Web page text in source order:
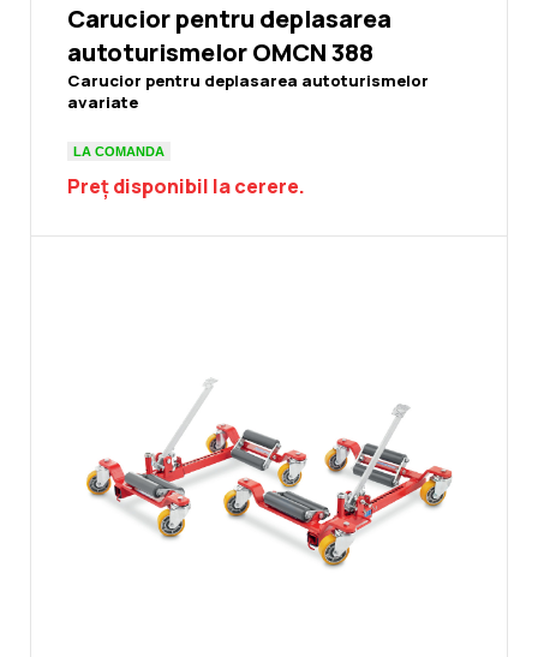
Carucior pentru deplasarea
autoturismelor OMCN 388
Carucior pentru deplasarea autoturismelor
avariate
LA COMANDA
Preț disponibil la cerere.